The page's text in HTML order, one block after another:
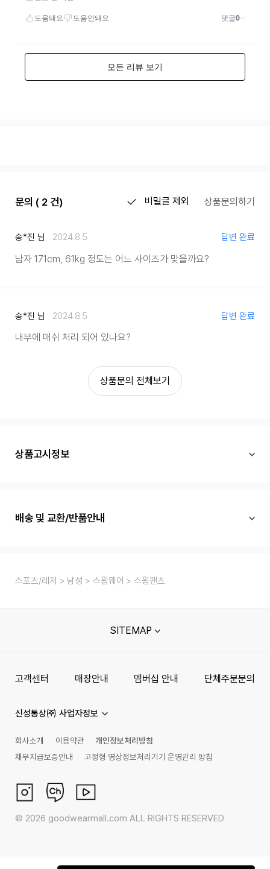
문의 ( 2 건) 비밀글 제외 상품문의하기
송*진 님 2024.8.5 답변 완료
남자 171cm, 61kg 정도는 어느 사이즈가 맞을까요?
송*진 님 2024.8.5 답변 완료
내부에 매쉬 처리 되어 있나요?
상품문의 전체보기
상품고시정보
배송 및 교환/반품안내
스포츠/레저 남성 스윔웨어 스윔팬츠
SITEMAP
고객센터 매장안내 멤버십 안내 단체주문문의
신성통상㈜ 사업자정보
회사소개 이용약관
개인정보처리방침
채무지급보증안내
고정형 영상정보처리기기 운영관리 방침
© 2026 goodwearmall.com ALL RIGHTS RESERVED